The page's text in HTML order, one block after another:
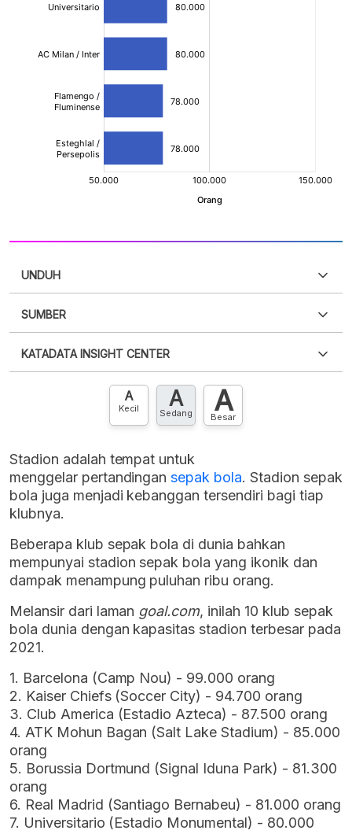
UNDUH
XLS
SUMBER
punya akun?Silakan Daftar sekarang
KATADATA INSIGHT CENTER
Hubungi sekarang »
A
Kecil A
Sedang A
Besar
Stadion adalah tempat untuk
menggelar pertandingansepak bola. Stadion sepak
bola juga menjadi kebanggan tersendiri bagi tiap
klubnya.
Beberapa klub sepak bola di dunia bahkan
mempunyai stadion sepak bola yang ikonik dan
dampak menampung puluhan ribu orang.
Melansir dari laman goal.com, inilah 10 klub sepak
bola dunia dengan kapasitas stadion terbesar pada
2021.
1. Barcelona (Camp Nou) - 99.000 orang
2. Kaiser Chiefs (Soccer City) - 94.700 orang
3. Club America (Estadio Azteca) - 87.500 orang
4. ATK Mohun Bagan (Salt Lake Stadium) - 85.000
orang
5. Borussia Dortmund (Signal Iduna Park) - 81.300
orang
6. Real Madrid (Santiago Bernabeu) - 81.000 orang
7. Universitario (Estadio Monumental) - 80.000